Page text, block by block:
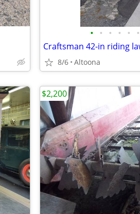
• • • • • •
8/6 Altoona
$2,200